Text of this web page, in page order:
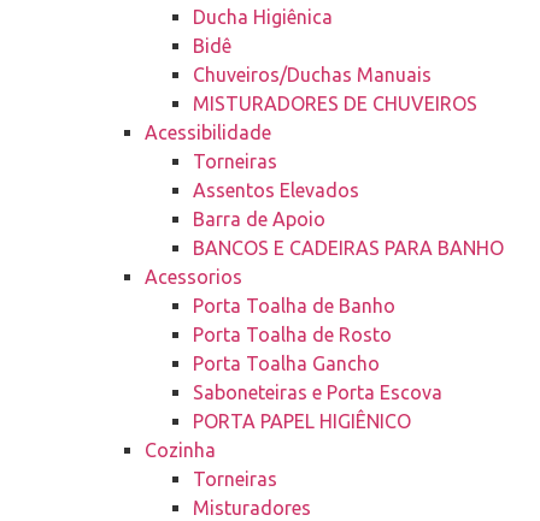
Ducha Higiênica
Bidê
Chuveiros/Duchas Manuais
MISTURADORES DE CHUVEIROS
Acessibilidade
Torneiras
Assentos Elevados
Barra de Apoio
BANCOS E CADEIRAS PARA BANHO
Acessorios
Porta Toalha de Banho
Porta Toalha de Rosto
Porta Toalha Gancho
Saboneteiras e Porta Escova
PORTA PAPEL HIGIÊNICO
Cozinha
Torneiras
Misturadores